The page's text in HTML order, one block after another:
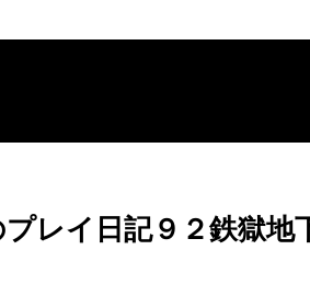
レイ日記９２鉄獄地